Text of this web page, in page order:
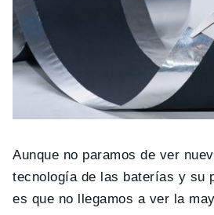
Aunque no paramos de ver
tecnología de las baterías y su
es que no llegamos a ver la